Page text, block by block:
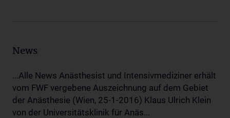
News
...Alle News Anästhesist und Intensivmediziner erhält
vom FWF vergebene Auszeichnung auf dem Gebiet
der Anästhesie (Wien, 25-1-2016) Klaus Ulrich Klein
von der Universitätsklinik für Anäs...